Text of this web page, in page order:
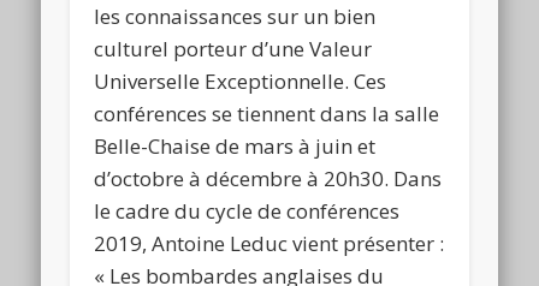
les connaissances sur un bien
culturel porteur d’une Valeur
Universelle Exceptionnelle. Ces
conférences se tiennent dans la salle
Belle-Chaise de mars à juin et
d’octobre à décembre à 20h30. Dans
le cadre du cycle de conférences
2019, Antoine Leduc vient présenter :
« Les bombardes anglaises du